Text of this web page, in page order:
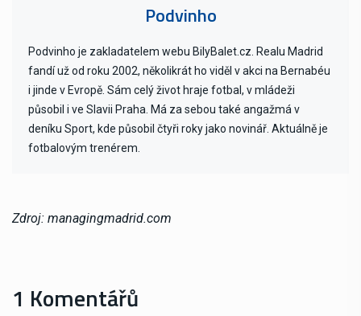
Podvinho
Podvinho je zakladatelem webu BilyBalet.cz. Realu Madrid
fandí už od roku 2002, několikrát ho viděl v akci na Bernabéu
i jinde v Evropě. Sám celý život hraje fotbal, v mládeži
působil i ve Slavii Praha. Má za sebou také angažmá v
deníku Sport, kde působil čtyři roky jako novinář. Aktuálně je
fotbalovým trenérem.
Zdroj: managingmadrid.com
1 Komentářů